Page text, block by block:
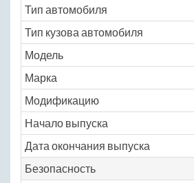
Тип автомобиля
Тип кузова автомобиля
Модель
Марка
Модификацию
Начало выпуска
Дата окончания выпуска
Безопасность